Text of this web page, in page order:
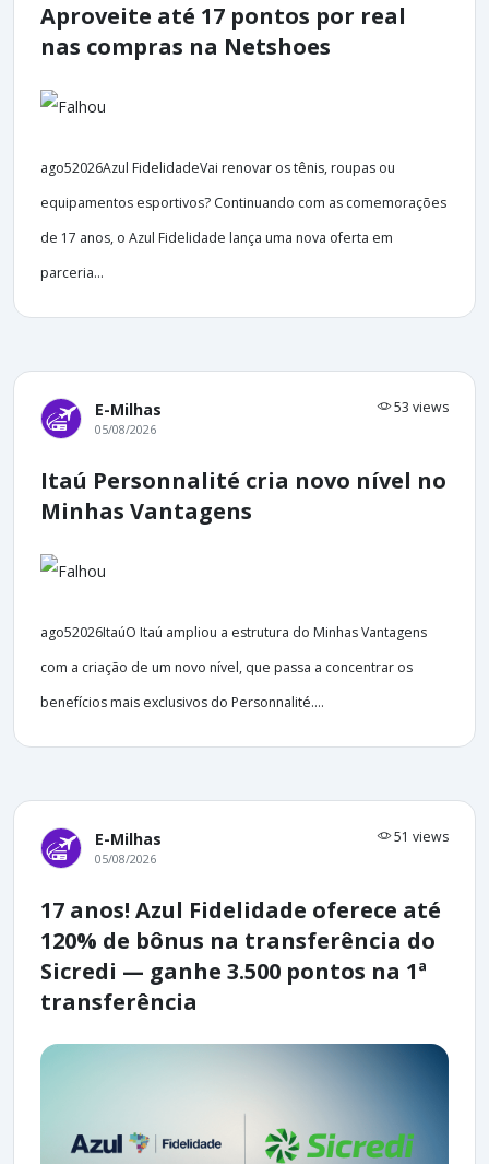
Aproveite até 17 pontos por real
nas compras na Netshoes
ago52026Azul FidelidadeVai renovar os tênis, roupas ou
equipamentos esportivos? Continuando com as comemorações
de 17 anos, o Azul Fidelidade lança uma nova oferta em
parceria...
E-Milhas 53 views
05/08/2026
Itaú Personnalité cria novo nível no
Minhas Vantagens
ago52026ItaúO Itaú ampliou a estrutura do Minhas Vantagens
com a criação de um novo nível, que passa a concentrar os
benefícios mais exclusivos do Personnalité....
E-Milhas 51 views
05/08/2026
17 anos! Azul Fidelidade oferece até
120% de bônus na transferência do
Sicredi — ganhe 3.500 pontos na 1ª
transferência